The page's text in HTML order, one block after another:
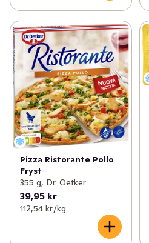
Pizza Ristorante Pollo
Fryst
355 g, Dr. Oetker
39,95 kr
112,54 kr /kg